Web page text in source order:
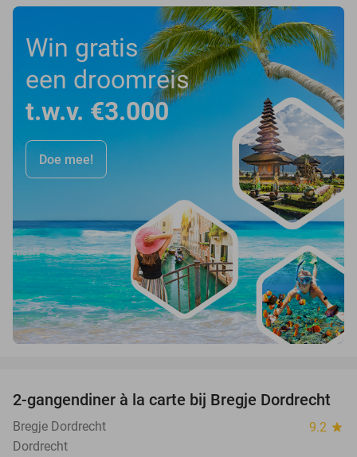
Win gratis
een droomreis
t.w.v. €3.000
Doe mee!
12%
2-gangendiner à la carte bij Bregje Dordrecht
Bregje Dordrecht 9.2 star
Dordrecht